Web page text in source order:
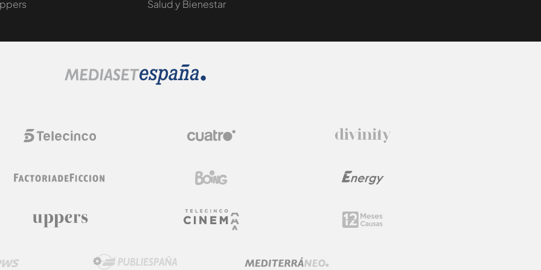
Salud y Bienestar